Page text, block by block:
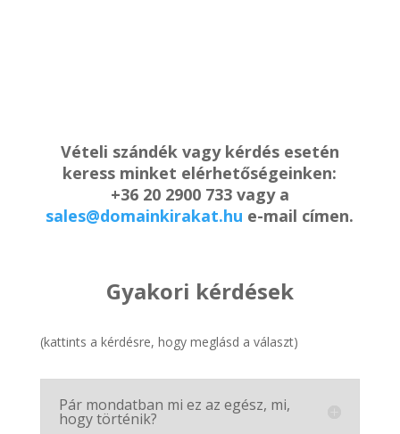
Vételi szándék vagy kérdés esetén
keress minket elérhetőségeinken:
+36 20 2900 733 vagy a
sales@domainkirakat.hu e-mail címen.
Gyakori kérdések
(kattints a kérdésre, hogy meglásd a választ)
Pár mondatban mi ez az egész, mi,
hogy történik?